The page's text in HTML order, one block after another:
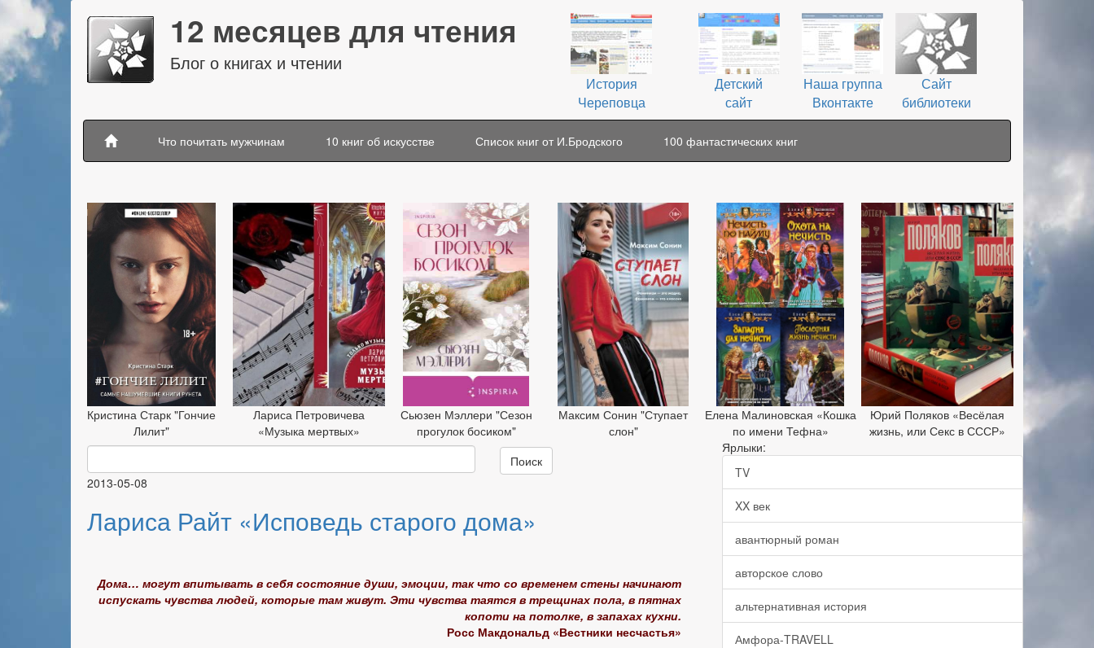
12 месяцев для чтения
Блог о книгах и чтении
История
Череповца
Детский
сайт
Наша группа
Вконтакте
Сайт
библиотеки
Что почитать мужчинам 10 книг об искусстве Список книг от И.Бродского 100 фантастических книг
Кристина Старк "Гончие
Лилит"
Лариса Петровичева
«Музыка мертвых»
Сьюзен Мэллери "Сезон
прогулок босиком"
Максим Сонин "Ступает
слон"
Елена Малиновская «Кошка
по имени Тефна»
Юрий Поляков «Весёлая
жизнь, или Секс в СССР»
Поиск
2013-05-08
Лариса Райт «Исповедь старого дома»
Дома… могут впитывать в себя состояние души, эмоции, так что со временем стены начинают
испускать чувства людей, которые там живут. Эти чувства таятся в трещинах пола, в пятнах
копоти на потолке, в запахах кухни.
Росс Макдональд «Вестники несчастья»
Ярлыки:
TV
XX век
авантюрный роман
авторское слово
альтернативная история
Амфора-TRAVELL